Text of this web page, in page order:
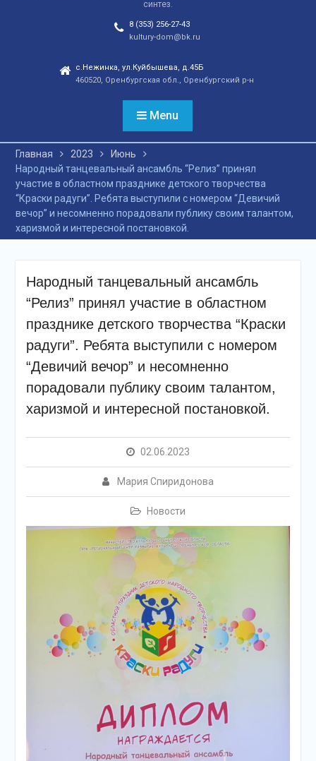
отношений, а также
сохранения
этнокультурного
народной культуры
незаметно вышли на
и это доказано большой
творческих коллективов
села и большой
красочной школьной
ярмаркой. В финале
праздника, была
разыграна
беспроигрышная
ценные призы от
спонсоров в виде
упаковок
подсолнечного масла и
муки.
Дом культуры
приглашает!
финалисткой
Всероссийского
года – 2025»
синтез.
8 (353) 256-27-43
kultury-dom@bk.ru
с.Нежинка, ул.Куйбышева, д.45Б
460520, Оренбургская обл., Оренбургский р-н
Menu
Главная 2023
Июнь
Народный танцевальный ансамбль “Релиз” принял
участие в областном празднике детского творчества
“Краски радуги”. Ребята выступили с номером “Девичий
вечор” и несомненно порадовали публику своим талантом,
харизмой и интересной постановкой.
Народный танцевальный ансамбль
“Релиз” принял участие в областном
празднике детского творчества “Краски
радуги”. Ребята выступили с номером
“Девичий вечор” и несомненно
порадовали публику своим талантом,
харизмой и интересной постановкой.
02.06.2023
Мария Спиридонова
Новости